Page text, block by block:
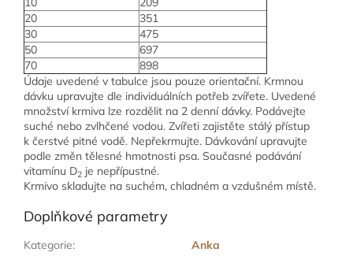
20
351
30
475
50
697
70
898
Údaje uvedené v tabulce jsou pouze orientační. Krmnou
dávku upravujte dle individuálních potřeb zvířete. Uvedené
množství krmiva lze rozdělit na 2 denní dávky. Podávejte
suché nebo zvlhčené vodou. Zvířeti zajistěte stálý přístup
k čerstvé pitné vodě. Nepřekrmujte. Dávkování upravujte
podle změn tělesné hmotnosti psa. Současné podávání
vitamínu D2 je nepřípustné.
Krmivo skladujte na suchém, chladném a vzdušném místě.
Doplňkové parametry
Kategorie:
Anka